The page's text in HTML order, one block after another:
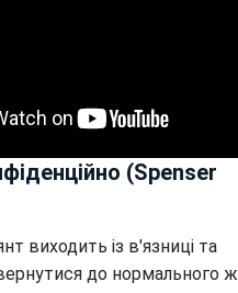
(Spenser
виходить із в'язниці та
до нормального